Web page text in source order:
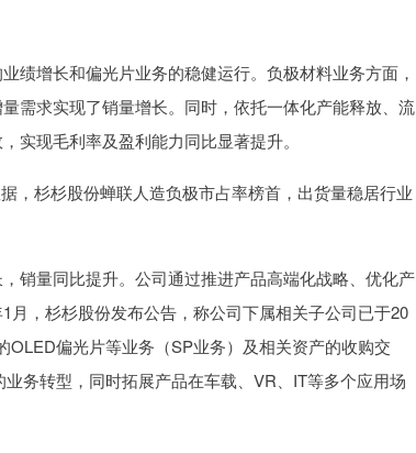
绩增长和偏光片业务的稳健运行。负极材料业务方面，
需求实现了销量增长。同时，依托一体化产能释放、流
实现毛利率及盈利能力同比显著提升。
，杉杉股份蝉联人造负极市占率榜首，出货量稳居行业
销量同比提升。公司通过推进产品高端化战略、优化产
，杉杉股份发布公告，称公司下属相关子公司已于20
偏光片等业务（SP业务）及相关资产的收购交
务转型，同时拓展产品在车载、VR、IT等多个应用场